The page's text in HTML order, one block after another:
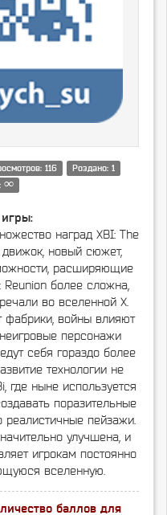
116
Роздано: 1
∞
наград XВІ: The
новый сюжет,
расширяющие
Reunion более сложна,
во вселенной X.
фабрики, войны влияют
персонажи
себя гораздо более
технологии не
где ныне используется
поразительные
пейзажи.
улучшена, и
игрокам постоянно
вселенную.
баллов для